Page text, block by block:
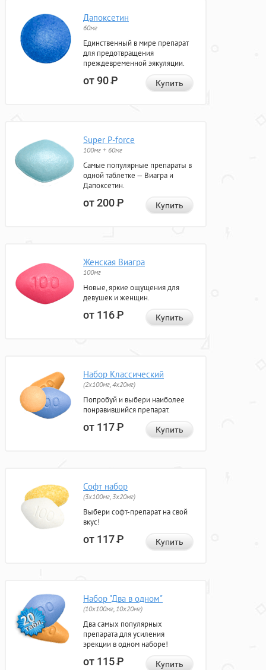
Дапоксетин
60мг
Единственный в мире препарат
для предотвращения
преждевременной эякуляции.
от 90Р Купить
Super P-force
100мг + 60мг
Самые популярные препараты в
одной таблетке — Виагра и
Дапоксетин.
от 200Р Купить
Женская Виагра
100мг
Новые, яркие ощущения для
девушек и женщин.
от 116Р Купить
Набор Классический
(2x100мг, 4x20мг)
Попробуй и выбери наиболее
понравившийся препарат.
от 117Р Купить
Софт набор
(3x100мг, 3x20мг)
Выбери софт-препарат на свой
вкус!
от 117Р Купить
Набор "Два в одном"
(10x100мг, 10x20мг)
Два самых популярных
препарата для усиления
эрекции в одном наборе!
от 115Р Купить